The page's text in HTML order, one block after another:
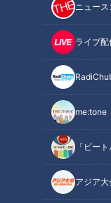
ニュース
ライブ配
me:tone
「ビート
アジア大
この記事を見た
岐阜にマチュピチュが
常を味わえる町、岐阜
町周辺を、あのお笑
がぶらり旅